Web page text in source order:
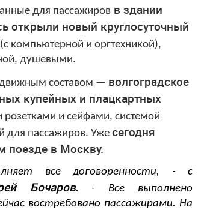
для пассажиров в здании
открыли новый круглосуточный
(с компьютерной и оргтехникой),
душевыми.
составом — волгоградское
купейных и плацкартных
и сейфами, системой
для пассажиров. Уже сегодня
поезде в Москву.
все договоренности, - с
Бочаров. - Все выполнено
востребовано пассажирами. На